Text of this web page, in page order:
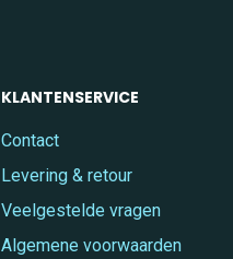
KLANTENSERVICE
Contact
Levering & retour
Veelgestelde vragen
Algemene voorwaarden